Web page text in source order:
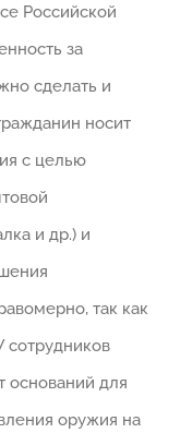
Российской
за
сделать и
носит
с целью
и др.) и
так как
сотрудников
оснований для
оружия на